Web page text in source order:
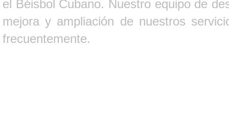
el Béisbol Cubano. Nuestro equipo de
mejora y ampliación de nuestros
frecuentemente.